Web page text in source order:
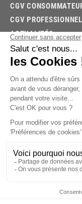
© 2026 -
CGV
CGV PROFESSIONNEL
ACTUALITÉS